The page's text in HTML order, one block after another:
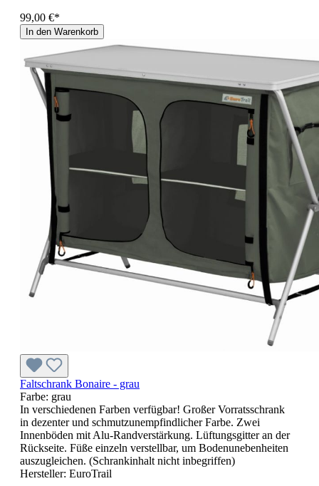
99,00 €*
In den Warenkorb
Faltschrank Bonaire - grau
Farbe: grau
In verschiedenen Farben verfügbar! Großer Vorratsschrank
in dezenter und schmutzunempfindlicher Farbe. Zwei
Innenböden mit Alu-Randverstärkung. Lüftungsgitter an der
Rückseite. Füße einzeln verstellbar, um Bodenunebenheiten
auszugleichen. (Schrankinhalt nicht inbegriffen)
Hersteller: EuroTrail